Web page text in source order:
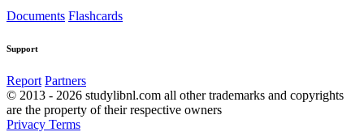
Documents Flashcards
Support
Report Partners
© 2013 - 2026 studylibnl.com all other trademarks and copyrights
are the property of their respective owners
Privacy Terms